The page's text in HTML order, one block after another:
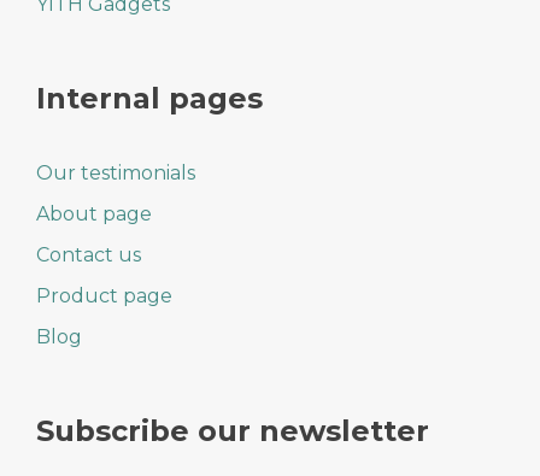
Internal pages
Our testimonials
About page
Contact us
Product page
Blog
Subscribe our newsletter